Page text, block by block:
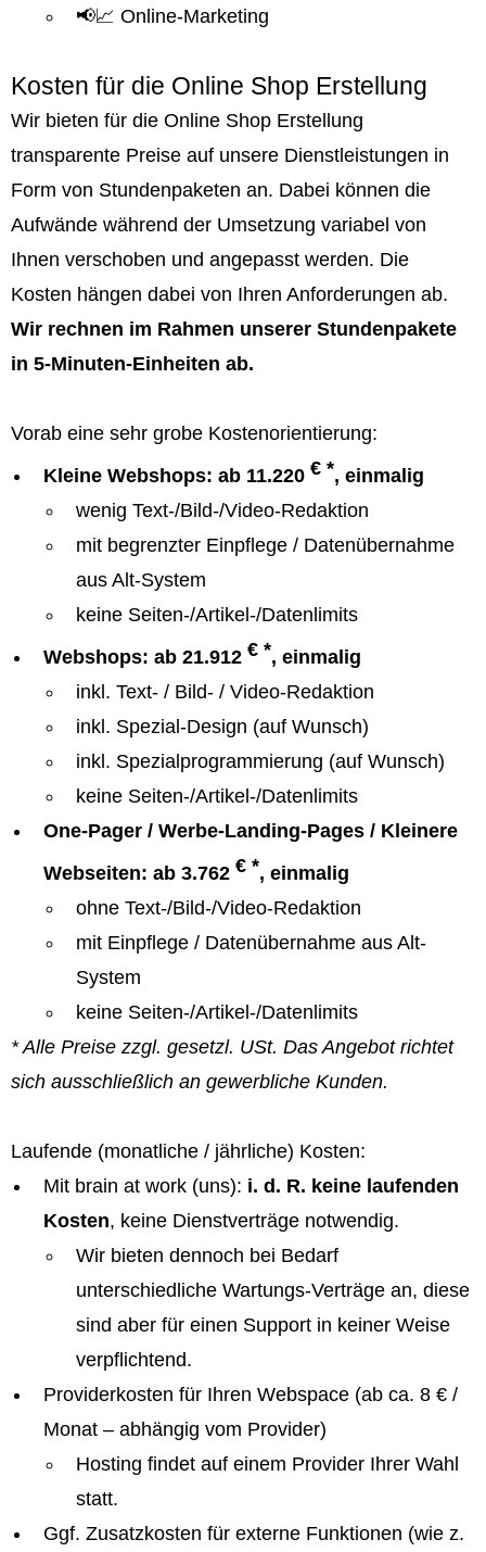
📢📈 Online-Marketing
Kosten für die Online Shop Erstellung
Wir bieten für die Online Shop Erstellung
transparente Preise auf unsere Dienstleistungen in
Form von Stundenpaketen an. Dabei können die
Aufwände während der Umsetzung variabel von
Ihnen verschoben und angepasst werden. Die
Kosten hängen dabei von Ihren Anforderungen ab.
Wir rechnen im Rahmen unserer Stundenpakete
in 5-Minuten-Einheiten ab.
Vorab eine sehr grobe Kostenorientierung:
Kleine Webshops: ab 11.220 € *, einmalig
wenig Text-/Bild-/Video-Redaktion
mit begrenzter Einpflege / Datenübernahme
aus Alt-System
keine Seiten-/Artikel-/Datenlimits
Webshops: ab 21.912 € *, einmalig
inkl. Text- / Bild- / Video-Redaktion
inkl. Spezial-Design (auf Wunsch)
inkl. Spezialprogrammierung (auf Wunsch)
keine Seiten-/Artikel-/Datenlimits
One-Pager / Werbe-Landing-Pages / Kleinere
Webseiten: ab 3.762 € *, einmalig
ohne Text-/Bild-/Video-Redaktion
mit Einpflege / Datenübernahme aus Alt-
System
keine Seiten-/Artikel-/Datenlimits
* Alle Preise zzgl. gesetzl. USt. Das Angebot richtet
sich ausschließlich an gewerbliche Kunden.
Laufende (monatliche / jährliche) Kosten:
Mit brain at work (uns): i. d. R. keine laufenden
Kosten, keine Dienstverträge notwendig.
Wir bieten dennoch bei Bedarf
unterschiedliche Wartungs-Verträge an, diese
sind aber für einen Support in keiner Weise
verpflichtend.
Providerkosten für Ihren Webspace (ab ca. 8 € /
Monat – abhängig vom Provider)
Hosting findet auf einem Provider Ihrer Wahl
statt.
Ggf. Zusatzkosten für externe Funktionen (wie z.